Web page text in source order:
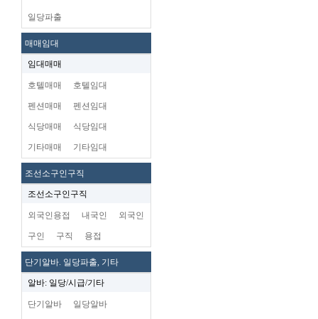
일당파출
매매임대
임대매매
호텔매매 호텔임대
펜션매매 펜션임대
식당매매 식당임대
기타매매 기타임대
조선소구인구직
조선소구인구직
외국인용접 내국인 외국인
구인 구직 용접
단기알바. 일당파출, 기타
알바: 일당/시급/기타
단기알바 일당알바